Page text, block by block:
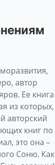
автор
Ее книга
из которых,
авторский
книг по
это она –
Соню. Как